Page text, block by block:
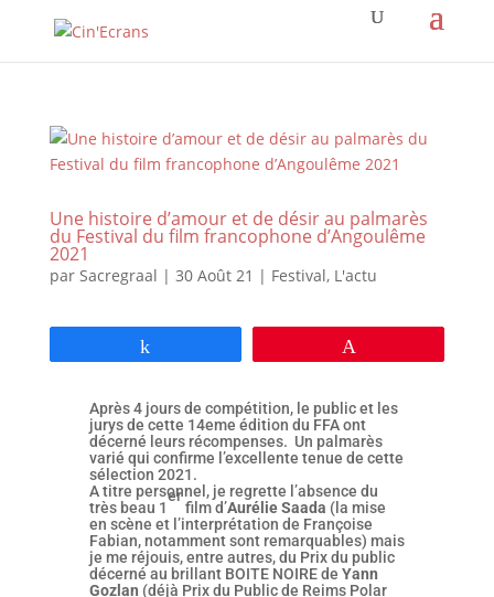
Une histoire d’amour et de désir au palmarès
du Festival du film francophone d’Angoulême
2021
par Sacregraal | 30 Août 21 | Festival, L'actu
Après 4 jours de compétition, le public et les
jurys de cette 14eme édition du FFA ont
décerné leurs récompenses. Un palmarès
varié qui confirme l’excellente tenue de cette
sélection 2021.
A titre personnel, je regrette l’absence du
très beau 1
er
film d’Aurélie Saada (la mise
en scène et l’interprétation de Françoise
Fabian, notamment sont remarquables) mais
je me réjouis, entre autres, du Prix du public
décerné au brillant BOITE NOIRE de Yann
Gozlan (déjà Prix du Public de Reims Polar